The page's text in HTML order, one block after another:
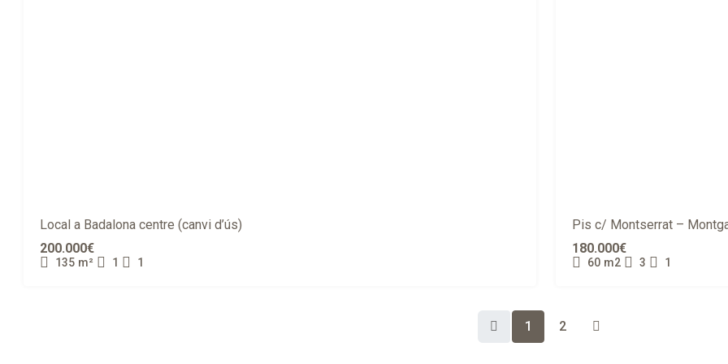
Local a Badalona centre (canvi d’ús)
200.000€
135 m² 1 1
Pis c/ Montserrat –
180.000€
60 m2 3 1
1 2